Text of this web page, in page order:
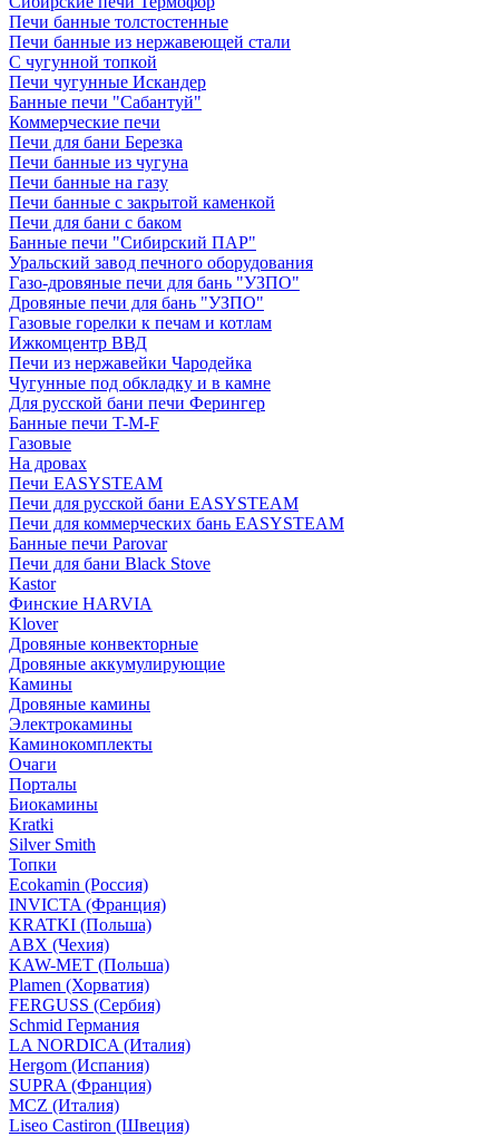
Печи банные толстостенные
Печи банные из нержавеющей стали
С чугунной топкой
Печи чугунные Искандер
Банные печи "Сабантуй"
Коммерческие печи
Печи для бани Березка
Печи банные из чугуна
Печи банные на газу
Печи банные с закрытой каменкой
Печи для бани с баком
Банные печи "Сибирский ПАР"
Уральский завод печного оборудования
Газо-дровяные печи для бань "УЗПО"
Дровяные печи для бань "УЗПО"
Газовые горелки к печам и котлам
Ижкомцентр ВВД
Печи из нержавейки Чародейка
Чугунные под обкладку и в камне
Для русской бани печи Ферингер
Банные печи T-M-F
Газовые
На дровах
Печи EASYSTEAM
Печи для русской бани EASYSTEAM
Печи для коммерческих бань EASYSTEAM
Банные печи Parovar
Печи для бани Black Stove
Kastor
Финские HARVIA
Klover
Дровяные конвекторные
Дровяные аккумулирующие
Камины
Дровяные камины
Электрокамины
Каминокомплекты
Очаги
Порталы
Биокамины
Kratki
Silver Smith
Топки
Ecokamin (Россия)
INVICTA (Франция)
KRATKI (Польша)
ABX (Чехия)
KAW-MET (Польша)
Plamen (Хорватия)
FERGUSS (Сербия)
Schmid Германия
LA NORDICA (Италия)
Hergom (Испания)
SUPRA (Франция)
MCZ (Италия)
Liseo Castiron (Швеция)